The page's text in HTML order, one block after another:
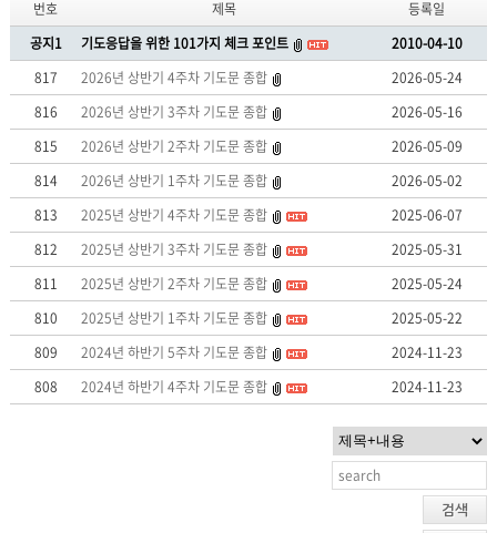
번호 제목
등록일
공지1
기도응답을 위한 101가지 체크 포인트
2010-04-10
817
2026년 상반기 4주차 기도문 종합
2026-05-24
816
2026년 상반기 3주차 기도문 종합
2026-05-16
815
2026년 상반기 2주차 기도문 종합
2026-05-09
814
2026년 상반기 1주차 기도문 종합
2026-05-02
813
2025년 상반기 4주차 기도문 종합
2025-06-07
812
2025년 상반기 3주차 기도문 종합
2025-05-31
811
2025년 상반기 2주차 기도문 종합
2025-05-24
810
2025년 상반기 1주차 기도문 종합
2025-05-22
809
2024년 하반기 5주차 기도문 종합
2024-11-23
808
2024년 하반기 4주차 기도문 종합 2024-11-23
검색